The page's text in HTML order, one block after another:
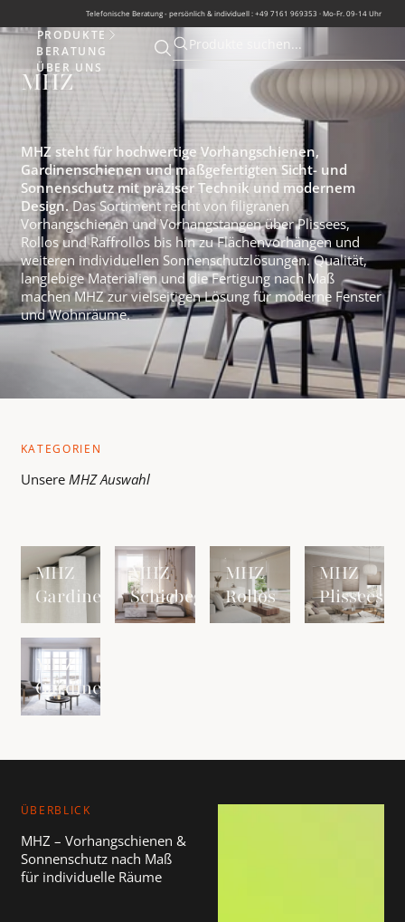
Telefonische Beratung - persönlich & individuell : +49 7161 969353 · Mo-Fr. 09-14 Uhr
Produkte
PRODUKTE
BERATUNG
ÜBER UNS
Suche öffnen
Suche öffnen
Produkte suchen...
MHZ
MHZ steht für hochwertige Vorhangschienen,
Gardinenschienen und maßgefertigten Sicht- und
Sonnenschutz mit präziser Technik und modernem
Design.Das Sortiment reicht von filigranen
Vorhangschienen und Vorhangstangen über Plissees,
Rollos und Raffrollos bis hin zu Flächenvorhängen und
weiteren individuellen Sonnenschutzlösungen. Qualität,
langlebige Materialien und die Fertigung nach Maß
machen MHZ zur vielseitigen Lösung für moderne Fenster
und Wohnräume.
KATEGORIEN
Unsere MHZ Auswahl
MHZ Gardinenschiene ansehen
MHZ
Gardinenschiene
MHZ Schiebegardinen ansehen
MHZ
Schiebegardinen
MHZ Rollos ansehen
MHZ
Rollos
MHZ Plissees
MHZ
Plissees
MHZ Gardinenstange ansehen
MHZ
Gardinenstange
ÜBERBLICK
MHZ – Vorhangschienen &
Sonnenschutz nach Maß
für individuelle Räume